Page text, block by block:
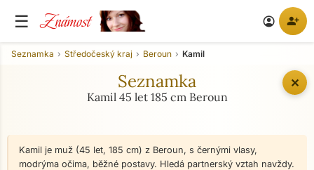
☰ Známost account_circle person_add
✕
Seznamka Středočeský kraj Beroun Kamil
Seznamka
Kamil 45 let 185 cm Beroun
Kamil je muž (45 let, 185 cm) z Beroun, s černými vlasy,
modrýma očima, běžné postavy. Hledá partnerský vztah navždy.